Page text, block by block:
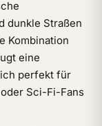
dunkle Straßen
Kombination
eine
perfekt für
Sci-Fi-Fans